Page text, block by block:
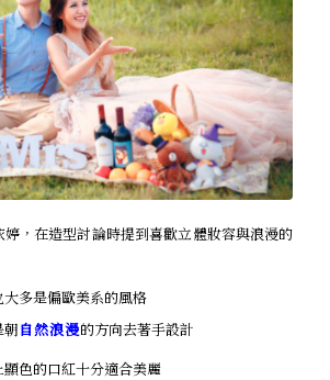
，在造型討論時提到喜歡立體妝容與浪漫的
多是偏歐美系的風格
朝自然浪漫的方向去著手設計
色的口紅十分適合美麗